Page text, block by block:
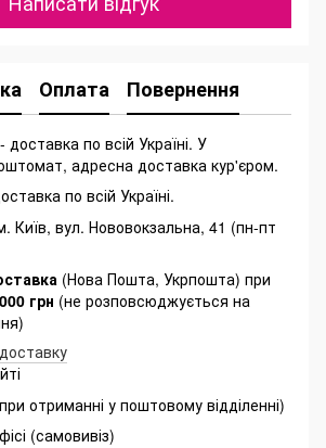
Оплата Повернення
- доставка по всій Україні. У
адресна доставка кур'єром.
по всій Україні.
Київ, вул. Нововокзальна, 41 (пн-пт
(Нова Пошта, Укрпошта) при
грн (не розповсюджується на
отриманні у поштовому відділенні)
(самовивіз)